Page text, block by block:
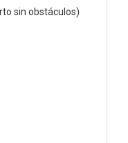
sin obstáculos)